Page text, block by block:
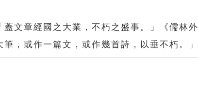
文章經國之大業，不朽之盛事。」《儒林
，或作一篇文，或作幾首詩，以垂不朽。」